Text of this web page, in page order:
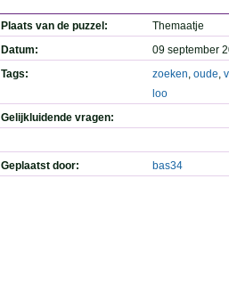
Plaats van de puzzel:
Themaatje
Datum:
09 september
Tags:
zoeken, oude,
loo
Gelijkluidende vragen:
Geplaatst door: bas34